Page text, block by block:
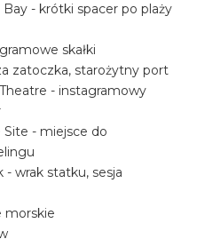
Bay - krótki spacer po plaży
skałki
zatoczka, starożytny port
- instagramowy
- miejsce do
- wrak statku, sesja
morskie